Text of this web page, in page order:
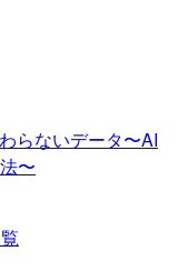
らないデータ〜AI
〜